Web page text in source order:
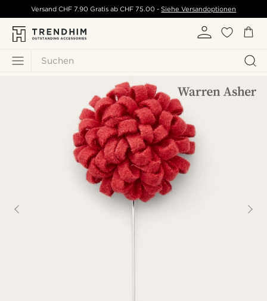
Suchen
Versand CHF 7.90 Gratis ab CHF 75.00 - Siehe Versandoptionen